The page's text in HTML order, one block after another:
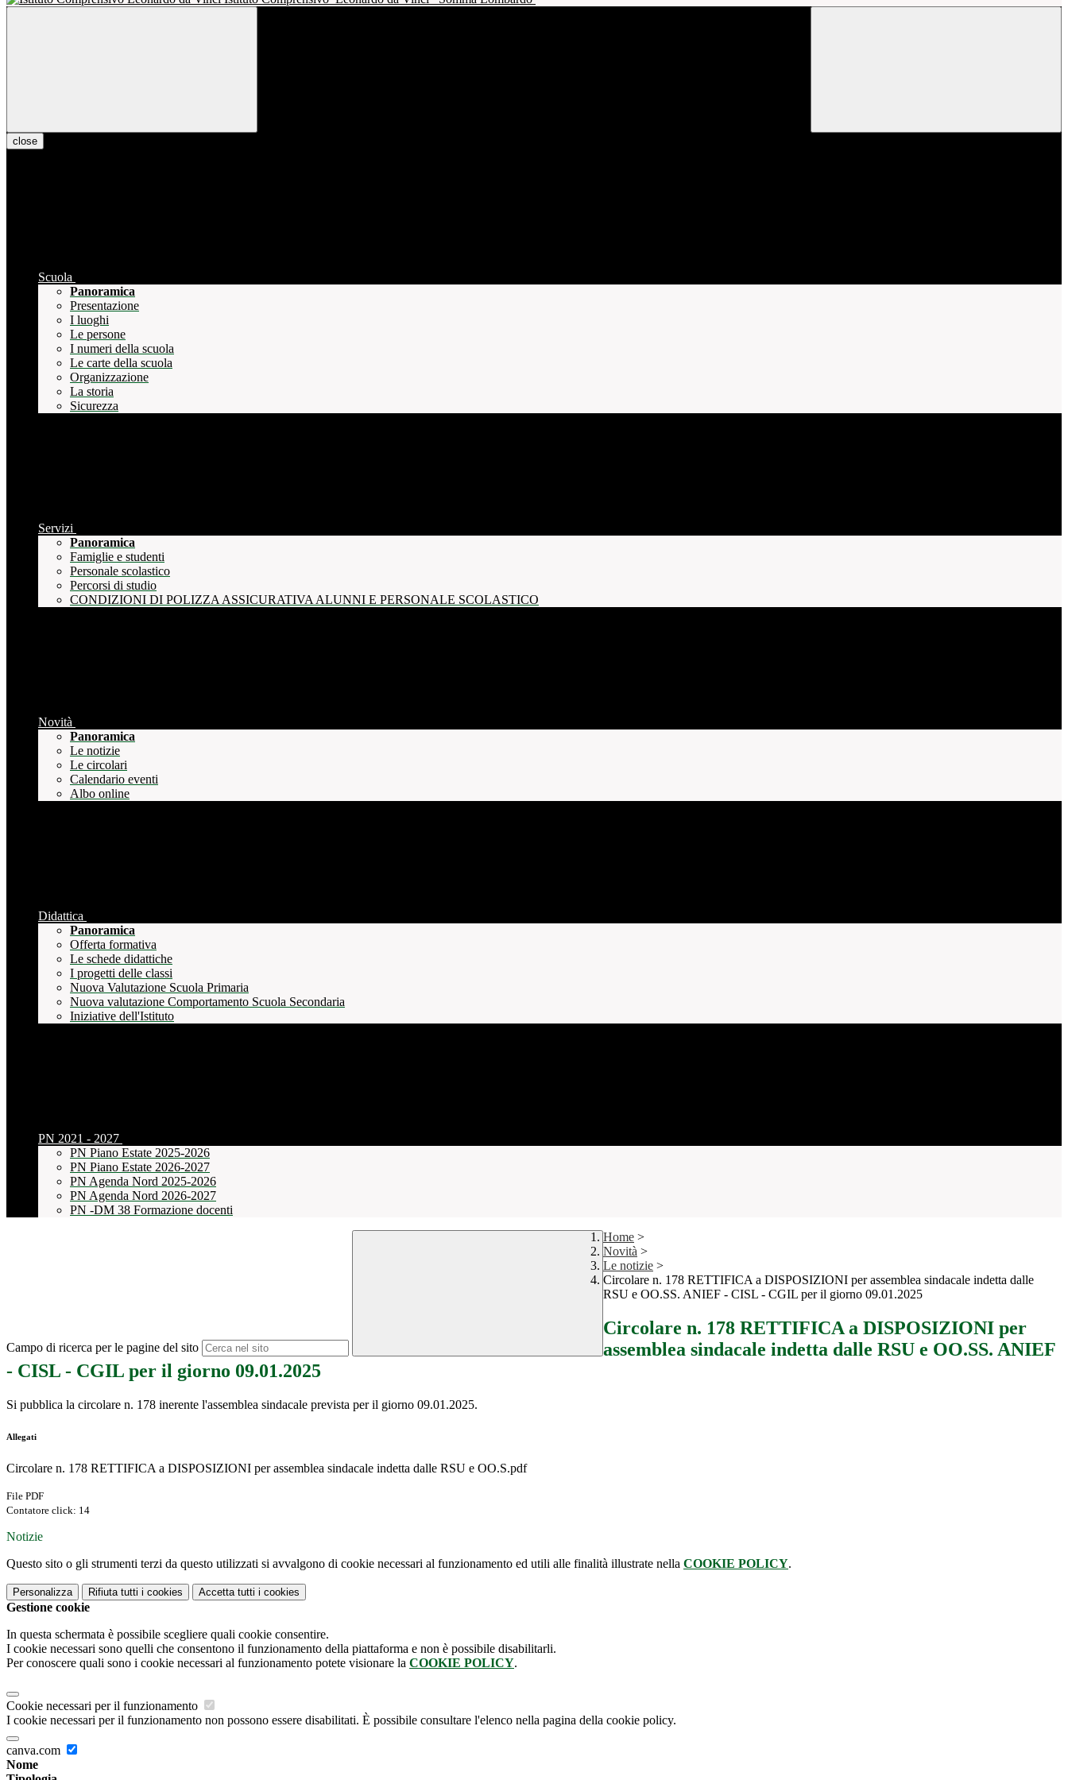
close
Scuola
Panoramica
Presentazione
I luoghi
Le persone
I numeri della scuola
Le carte della scuola
Organizzazione
La storia
Sicurezza
Servizi
Panoramica
Famiglie e studenti
Personale scolastico
Percorsi di studio
CONDIZIONI DI POLIZZA ASSICURATIVA ALUNNI E PERSONALE SCOLASTICO
Novità
Panoramica
Le notizie
Le circolari
Calendario eventi
Albo online
Didattica
Panoramica
Offerta formativa
Le schede didattiche
I progetti delle classi
Nuova Valutazione Scuola Primaria
Nuova valutazione Comportamento Scuola Secondaria
Iniziative dell'Istituto
PN 2021 - 2027
PN Piano Estate 2025-2026
PN Piano Estate 2026-2027
PN Agenda Nord 2025-2026
PN Agenda Nord 2026-2027
PN -DM 38 Formazione docenti
Campo di ricerca per le pagine del sito
Home >
Novità >
Le notizie >
Circolare n. 178 RETTIFICA a DISPOSIZIONI per assemblea sindacale indetta dalle
RSU e OO.SS. ANIEF - CISL - CGIL per il giorno 09.01.2025
Circolare n. 178 RETTIFICA a DISPOSIZIONI per
assemblea sindacale indetta dalle RSU e OO.SS. ANIEF
- CISL - CGIL per il giorno 09.01.2025
Si pubblica la circolare n. 178 inerente l'assemblea sindacale prevista per il giorno 09.01.2025.
Allegati
Circolare n. 178 RETTIFICA a DISPOSIZIONI per assemblea sindacale indetta dalle RSU e OO.S.pdf
File PDF
Contatore click: 14
Notizie
Questo sito o gli strumenti terzi da questo utilizzati si avvalgono di cookie necessari al funzionamento ed utili alle finalità illustrate nella COOKIE POLICY.
Personalizza Rifiuta tutti i cookies Accetta tutti i cookies
Gestione cookie
In questa schermata è possibile scegliere quali cookie consentire.
I cookie necessari sono quelli che consentono il funzionamento della piattaforma e non è possibile disabilitarli.
Per conoscere quali sono i cookie necessari al funzionamento potete visionare la COOKIE POLICY.
Cookie necessari per il funzionamento
I cookie necessari per il funzionamento non possono essere disabilitati. È possibile consultare l'elenco nella pagina della cookie policy.
canva.com
Nome